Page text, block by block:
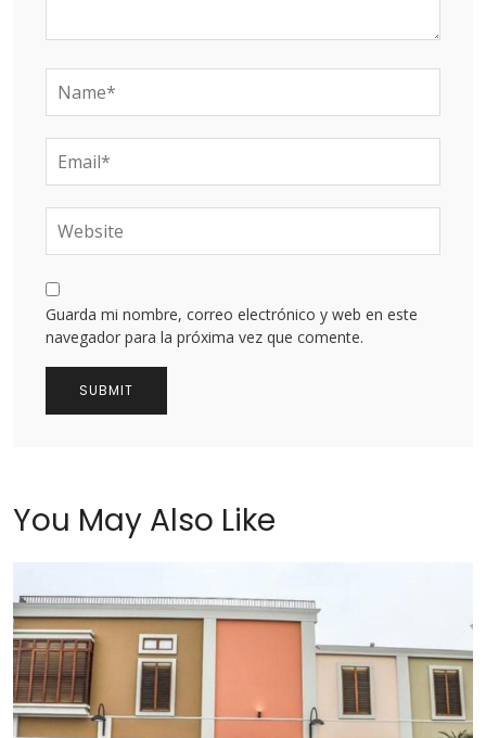
Guarda mi nombre, correo electrónico y web en este
navegador para la próxima vez que comente.
You May Also Like